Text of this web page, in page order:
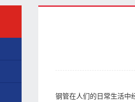
钢管在人们的日常生活中